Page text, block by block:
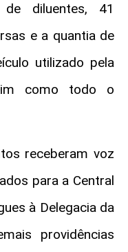
diluentes, 41
e a quantia de
utilizado pela
como todo o
receberam voz
para a Central
à Delegacia da
providências